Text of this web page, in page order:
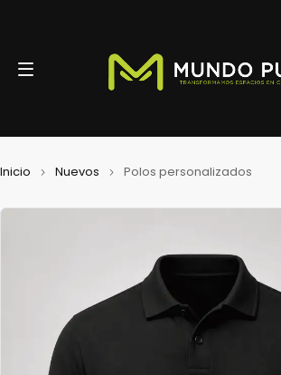
Inicio Nuevos Polos personalizados